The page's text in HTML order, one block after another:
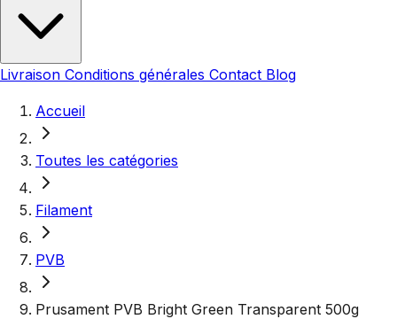
Livraison Conditions générales Contact Blog
Accueil
Toutes les catégories
Filament
PVB
Prusament PVB Bright Green Transparent 500g